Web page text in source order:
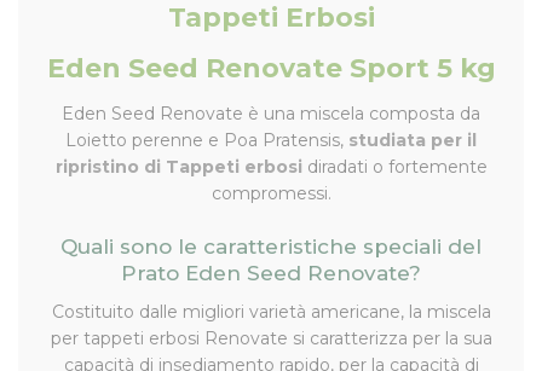
Tappeti Erbosi
Eden Seed Renovate Sport 5 kg
Eden Seed Renovate è una miscela composta da
Loietto perenne e Poa Pratensis, studiata per il
ripristino di Tappeti erbosi diradati o fortemente
compromessi.
Quali sono le caratteristiche speciali del
Prato Eden Seed Renovate?
Costituito dalle migliori varietà americane, la miscela
per tappeti erbosi Renovate si caratterizza per la sua
capacità di insediamento rapido, per la capacità di